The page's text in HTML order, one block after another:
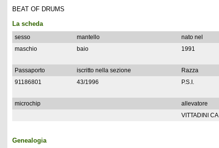
BEAT OF DRUMS
La scheda
sesso mantello
nato nel
maschio
baio 1991
Passaporto iscritto nella sezione
Razza
91186801
43/1996 P.S.I.
microchip
allevatore
VITTADINI
Genealogia